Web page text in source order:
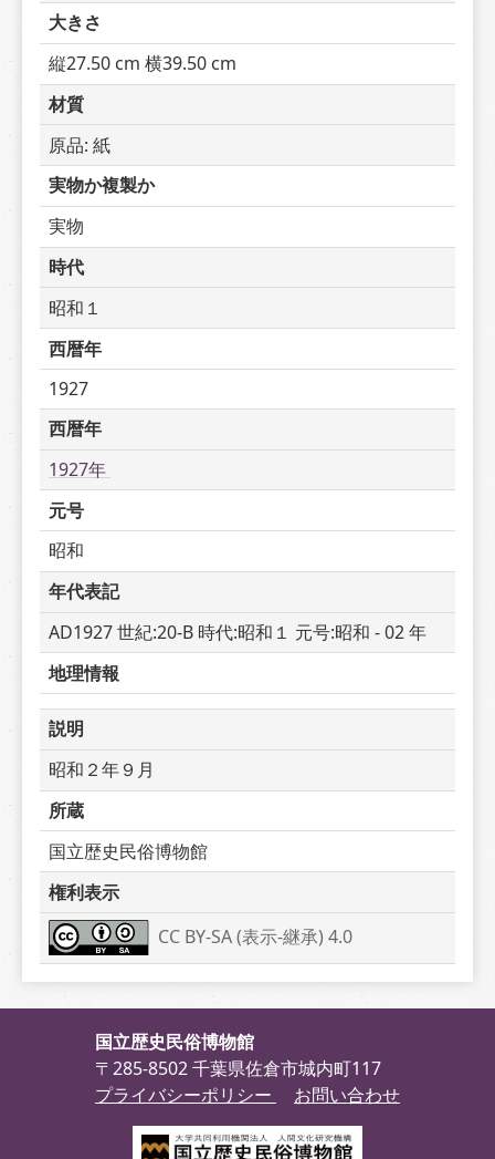
大きさ
縦27.50 cm 横39.50 cm
材質
原品: 紙
実物か複製か
実物
時代
昭和１
西暦年
1927
西暦年
1927年
元号
昭和
年代表記
AD1927 世紀:20-B 時代:昭和１ 元号:昭和 - 02 年
地理情報
説明
昭和２年９月
所蔵
国立歴史民俗博物館
権利表示
CC BY-SA (表示-継承) 4.0
国立歴史民俗博物館
〒285-8502 千葉県佐倉市城内町117
プライバシーポリシー
お問い合わせ